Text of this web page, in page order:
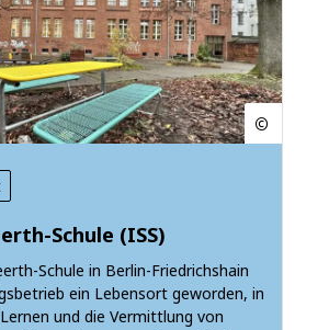
Schule (ISS)
Schule in Berlin-Friedrichshain
ein Lebensort geworden, in
und die Vermittlung von